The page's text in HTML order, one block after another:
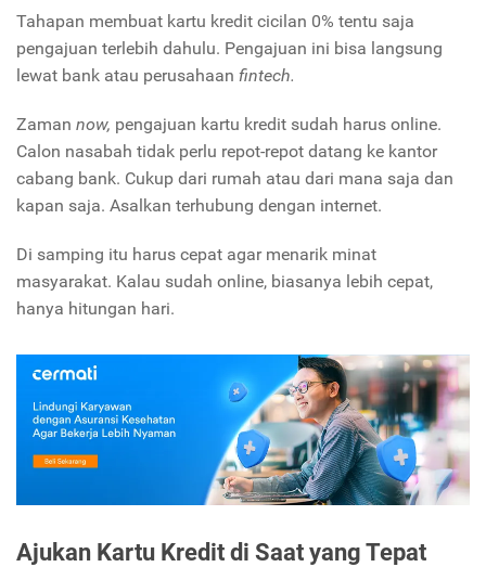
Tahapan membuat kartu kredit cicilan 0% tentu saja
pengajuan terlebih dahulu. Pengajuan ini bisa langsung
lewat bank atau perusahaan fintech.
Zaman now, pengajuan kartu kredit sudah harus online.
Calon nasabah tidak perlu repot-repot datang ke kantor
cabang bank. Cukup dari rumah atau dari mana saja dan
kapan saja. Asalkan terhubung dengan internet.
Di samping itu harus cepat agar menarik minat
masyarakat. Kalau sudah online, biasanya lebih cepat,
hanya hitungan hari.
Ajukan Kartu Kredit di Saat yang Tepat